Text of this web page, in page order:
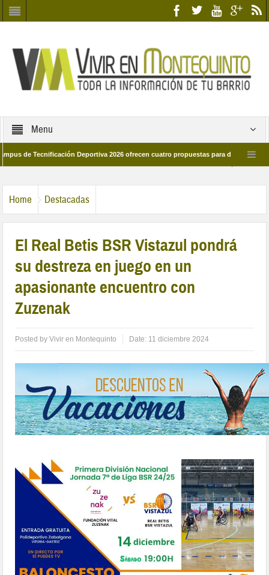
Menu
Tecnificación Deportiva 2026 ofrecen cuatro propuestas para disfrutar del
Home Destacadas
El Real Betis BSR Vistazul pondrá
su destreza en juego en un
apasionante encuentro con
Zuzenak
Posted byVivir en Montequinto Date: 11 diciembre 2024